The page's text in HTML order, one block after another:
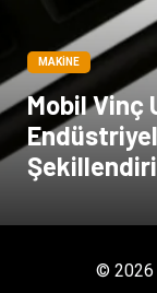
MAKINE
Mobil Vinç
© 2026